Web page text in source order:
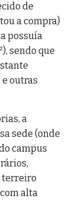
de
a compra)
possuía
sendo que
outras
a
sede (onde
campus
terreiro
alta